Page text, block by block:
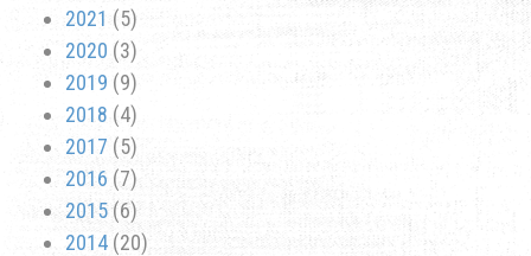
2021 (5)
2020 (3)
2019 (9)
2018 (4)
2017 (5)
2016 (7)
2015(6)
2014 (20)